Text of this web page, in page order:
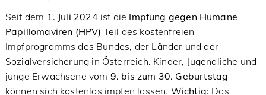
Seit dem 1. Juli 2024 ist die Impfung gegen Humane
Papillomaviren (HPV) Teil des kostenfreien
Impfprogramms des Bundes, der Länder und der
Sozialversicherung in Österreich. Kinder, Jugendliche und
junge Erwachsene vom 9. bis zum 30. Geburtstag
können sich kostenlos impfen lassen. Wichtig: Das